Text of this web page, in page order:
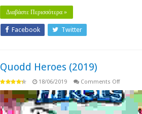
Διαβάστε Περισσότερα »
Facebook Twitter
Quodd Heroes (2019)
18/06/2019 Comments Offon
Heroes
(2019)